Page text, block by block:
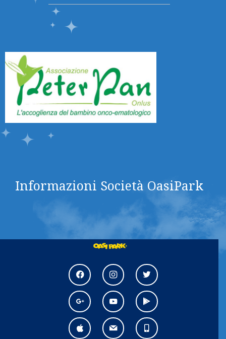
Informazioni Società OasiPark
facebook instagram twitter
google youtube play
apple mail mobile